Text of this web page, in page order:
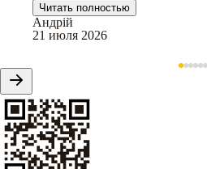
Читать полностью
Андрій
21 июля 2026